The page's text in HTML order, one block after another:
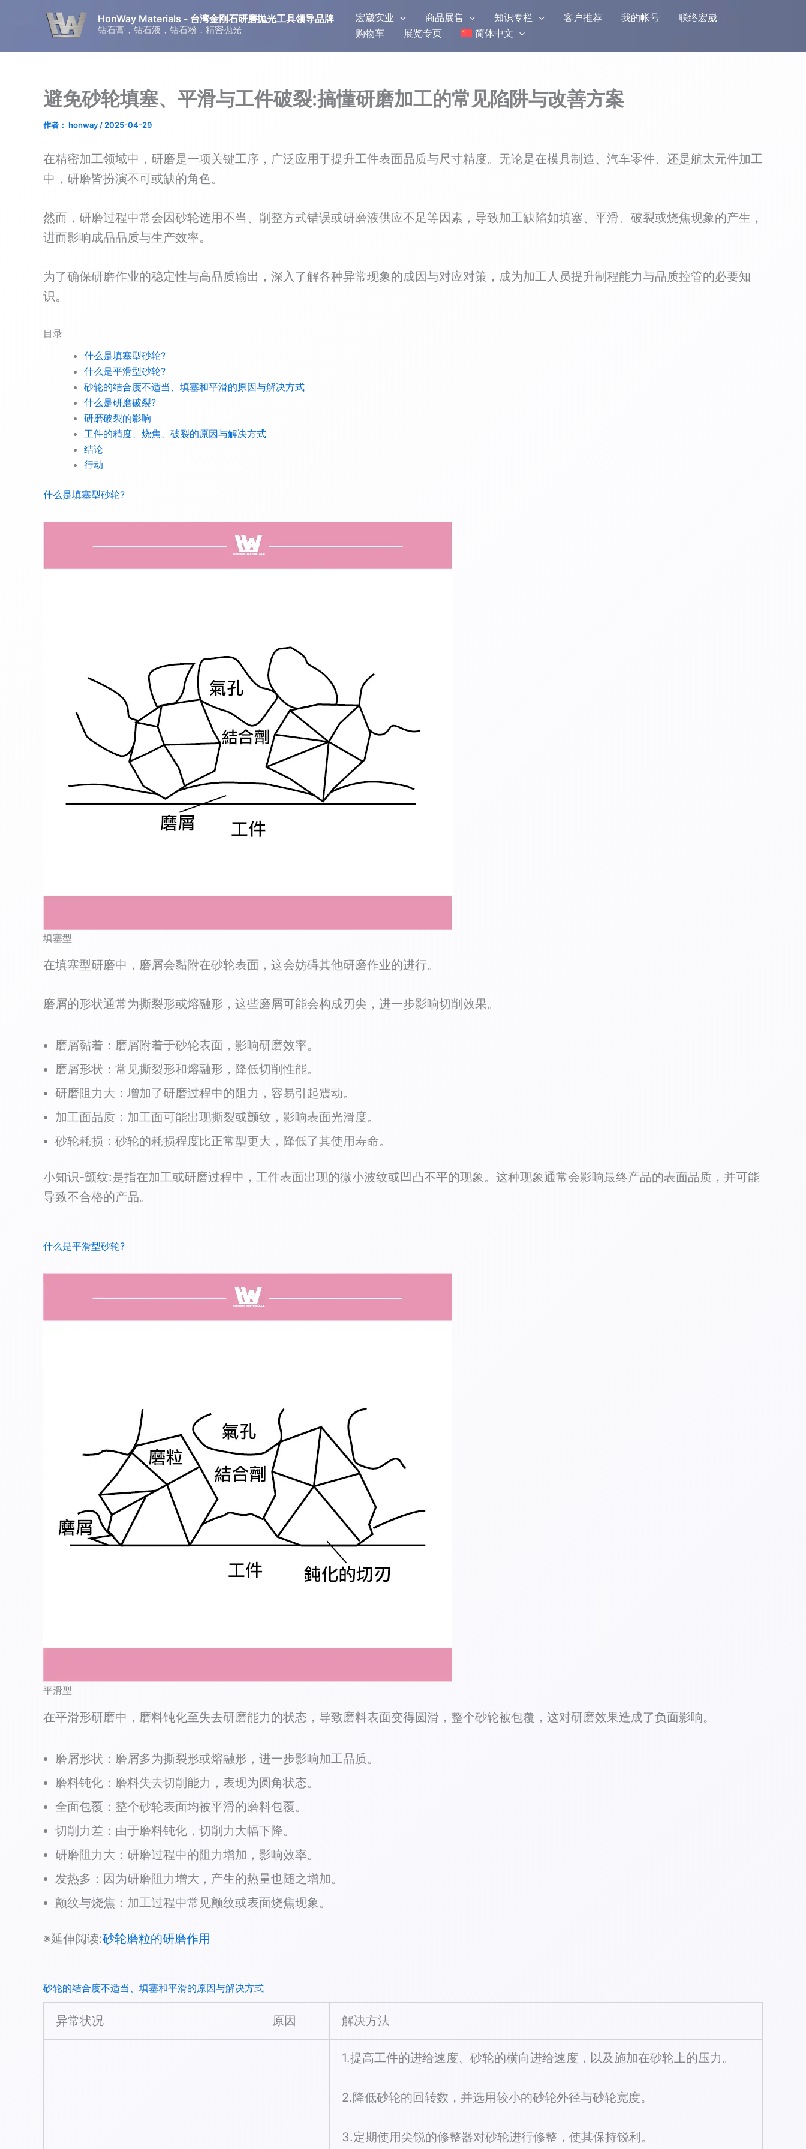
容
HonWay Materials - 台湾金刚石研磨抛光工具领导品牌
钻石膏，钻石液，钻石粉，精密抛光
宏崴实业 商品展售 知识专栏 客户推荐 我的帐号
联络宏崴
购物车
展览专页 简体中文
避免砂轮填塞、平滑与工件破裂:搞懂研磨加工的常见陷阱与改善方案
作者： honway / 2025-04-29
在精密加工领域中，研磨是一项关键工序，广泛应用于提升工件表面品质与尺寸精度。无论是在模具制造、汽车零件、还是航太元件加工
中，研磨皆扮演不可或缺的角色。
然而，研磨过程中常会因砂轮选用不当、削整方式错误或研磨液供应不足等因素，导致加工缺陷如填塞、平滑、破裂或烧焦现象的产生，
进而影响成品品质与生产效率。
为了确保研磨作业的稳定性与高品质输出，深入了解各种异常现象的成因与对应对策，成为加工人员提升制程能力与品质控管的必要知
识。
目录
什么是填塞型砂轮?
什么是平滑型砂轮?
砂轮的结合度不适当、填塞和平滑的原因与解决方式
什么是研磨破裂?
研磨破裂的影响
工件的精度、烧焦、破裂的原因与解决方式
结论
行动
什么是填塞型砂轮?
填塞型
在填塞型研磨中，磨屑会黏附在砂轮表面，这会妨碍其他研磨作业的进行。
磨屑的形状通常为撕裂形或熔融形，这些磨屑可能会构成刃尖，进一步影响切削效果。
磨屑黏着：磨屑附着于砂轮表面，影响研磨效率。
磨屑形状：常见撕裂形和熔融形，降低切削性能。
研磨阻力大：增加了研磨过程中的阻力，容易引起震动。
加工面品质：加工面可能出现撕裂或颤纹，影响表面光滑度。
砂轮耗损：砂轮的耗损程度比正常型更大，降低了其使用寿命。
小知识-颤纹:是指在加工或研磨过程中，工件表面出现的微小波纹或凹凸不平的现象。这种现象通常会影响最终产品的表面品质，并可能
导致不合格的产品。
什么是平滑型砂轮?
平滑型
在平滑形研磨中，磨料钝化至失去研磨能力的状态，导致磨料表面变得圆滑，整个砂轮被包覆，这对研磨效果造成了负面影响。
磨屑形状：磨屑多为撕裂形或熔融形，进一步影响加工品质。
磨料钝化：磨料失去切削能力，表现为圆角状态。
全面包覆：整个砂轮表面均被平滑的磨料包覆。
切削力差：由于磨料钝化，切削力大幅下降。
研磨阻力大：研磨过程中的阻力增加，影响效率。
发热多：因为研磨阻力增大，产生的热量也随之增加。
颤纹与烧焦：加工过程中常见颤纹或表面烧焦现象。
※延伸阅读:砂轮磨粒的研磨作用
砂轮的结合度不适当、填塞和平滑的原因与解决方式
异常状况 原因 解决方法
1.提高工件的进给速度、砂轮的横向进给速度，以及施加在砂轮上的压力。
2.降低砂轮的回转数，并选用较小的砂轮外径与砂轮宽度。
3.定期使用尖锐的修整器对砂轮进行修整，使其保持锐利。